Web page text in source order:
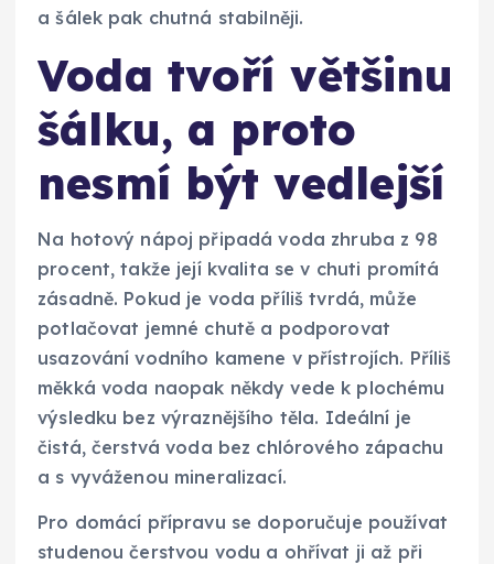
a šálek pak chutná stabilněji.
Voda tvoří většinu
šálku, a proto
nesmí být vedlejší
Na hotový nápoj připadá voda zhruba z 98
procent, takže její kvalita se v chuti promítá
zásadně. Pokud je voda příliš tvrdá, může
potlačovat jemné chutě a podporovat
usazování vodního kamene v přístrojích. Příliš
měkká voda naopak někdy vede k plochému
výsledku bez výraznějšího těla. Ideální je
čistá, čerstvá voda bez chlórového zápachu
a s vyváženou mineralizací.
Pro domácí přípravu se doporučuje používat
studenou čerstvou vodu a ohřívat ji až při